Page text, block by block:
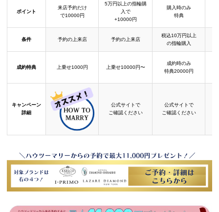
ポイント
来店予約だけ
で10000円
5万円以上の指輪購
入で
+10000円
購入時のみ
特典
条件 予約の上来店 予約の上来店
税込10万円以上
の指輪購入
成約特典 上乗せ1000円 上乗せ10000円〜
成約時のみ
特典20000円
キャンペーン
詳細
公式サイトで
ご確認ください
公式サイトで
ご確認ください